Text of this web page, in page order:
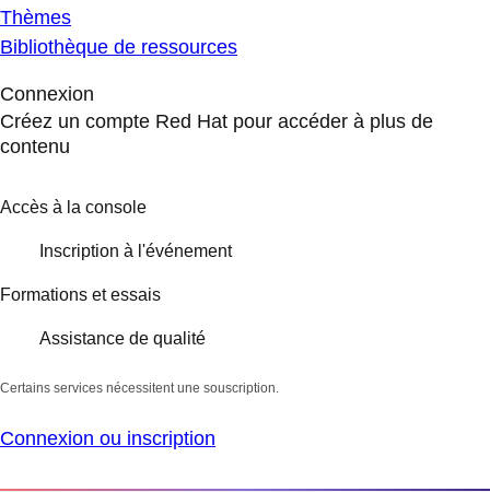
Thèmes
Bibliothèque de ressources
Connexion
Créez un compte Red Hat pour accéder à plus de
contenu
Accès à la console
Inscription à l'événement
Formations et essais
Assistance de qualité
Certains services nécessitent une souscription.
Connexion ou inscription